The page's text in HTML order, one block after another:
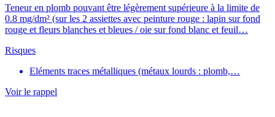
Teneur en plomb pouvant être légèrement supérieure à la limite de
0.8 mg/dm² (sur les 2 assiettes avec peinture rouge : lapin sur fond
rouge et fleurs blanches et bleues / oie sur fond blanc et feuil…
Risques
Eléments traces métalliques (métaux lourds : plomb,…
Voir le rappel